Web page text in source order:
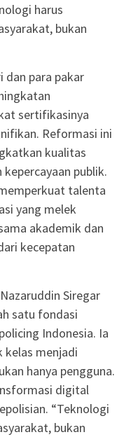
harus
bukan
dan para pakar
sertifikasinya
Reformasi ini
kualitas
publik.
talenta
yang melek
akademik dan
kecepatan
Siregar
satu fondasi
Indonesia. Ia
kelas menjadi
hanya pengguna.
digital
“Teknologi
bukan